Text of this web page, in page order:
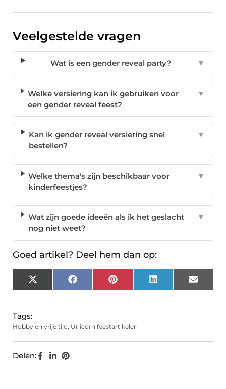
Veelgestelde vragen
Wat is een gender reveal party? ▼
Welke versiering kan ik gebruiken voor
een gender reveal feest?
▼
Kan ik gender reveal versiering snel
bestellen?
▼
Welke thema's zijn beschikbaar voor
kinderfeestjes?
▼
Wat zijn goede ideeën als ik het geslacht
nog niet weet?
▼
Goed artikel? Deel hem dan op:
X
(Twitter)
FacebookPinterest LinkedIn Email
Tags:
Hobby en vrije tijd, Unicorn feestartikelen
Delen: